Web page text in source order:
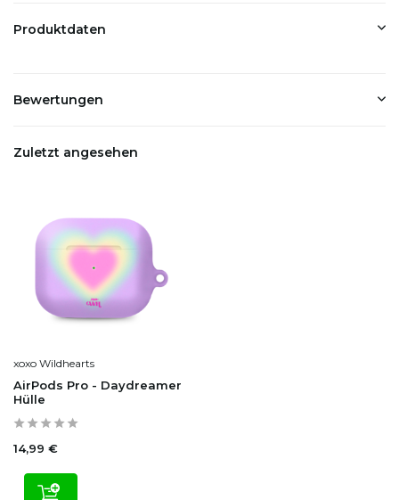
Produktdaten
Bewertungen
Zuletzt angesehen
xoxo Wildhearts
AirPods Pro - Daydreamer
Hülle
14,99 €